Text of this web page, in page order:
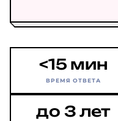
<15 мин
ВРЕМЯ ОТВЕТА
до 3 лет